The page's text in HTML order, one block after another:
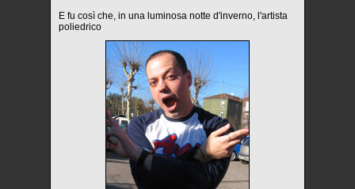
E fu così che, in una luminosa notte d'inverno, l'artista
poliedrico